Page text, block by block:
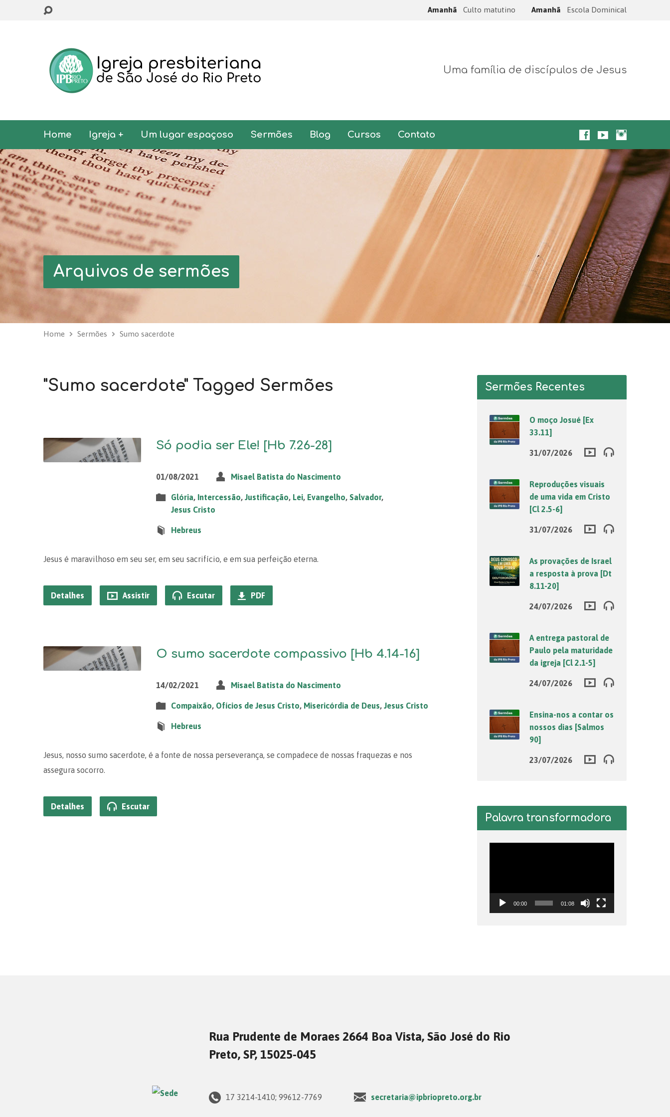
Amanhã Culto matutino Amanhã Escola Dominical
Uma família de discípulos de Jesus
Home Igreja + Um lugar espaçoso Sermões Blog Cursos Contato
Arquivos de sermões
Home Sermões Sumo sacerdote
"Sumo sacerdote" Tagged Sermões
Só podia ser Ele! [Hb 7.26-28]
01/08/2021 Misael Batista do Nascimento
Glória, Intercessão,Justificação, Lei, Evangelho,Salvador,
Jesus Cristo
Hebreus
Jesus é maravilhoso em seu ser, em seu sacrifício, e em sua perfeição eterna.
Detalhes Assistir Escutar PDF
O sumo sacerdote compassivo [Hb 4.14-16]
14/02/2021 Misael Batista do Nascimento
Compaixão, Ofícios de Jesus Cristo, Misericórdia de Deus,Jesus Cristo
Hebreus
Jesus, nosso sumo sacerdote, é a fonte de nossa perseverança, se compadece de nossas fraquezas e nos
assegura socorro.
Detalhes Escutar
Sermões Recentes
O moço Josué [Ex
33.11]
31/07/2026
Reproduções visuais
de uma vida em Cristo
[Cl 2.5-6]
31/07/2026
As provações de Israel
a resposta à prova [Dt
8.11-20]
24/07/2026
A entrega pastoral de
Paulo pela maturidade
da igreja [Cl 2.1-5]
24/07/2026
Ensina-nos a contar os
nossos dias [Salmos
90]
23/07/2026
Palavra transformadora
00:00 01:08
Rua Prudente de Moraes 2664 Boa Vista, São José do Rio
Preto, SP, 15025-045
17 3214-1410; 99612-7769 secretaria@ipbriopreto.org.br